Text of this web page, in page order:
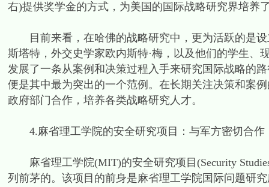
右)提供奖学金的方式，为美国的国际战略研究界培养
目前来看，在哈佛的战略研究中，更为活跃的是设
斯塔特，外交史学家欧内斯特·梅，以及他们的学生、
发展了一条从案例和决策过程入手来研究国际战略的
便是其中最为突出的一个范例。在长期关注决策和案
政府部门合作，培养各类战略研究人才。
4.麻省理工学院的安全研究项目：与军方密切合作
麻省理工学院(MIT)的安全研究项目(Security
列前茅的。该项目的前身是麻省理工学院国际问题研